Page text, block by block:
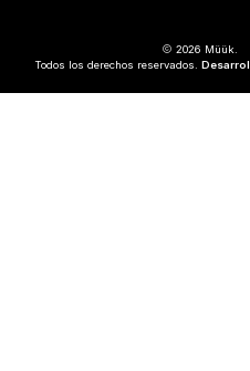
2026 Müük.
Todos los derechos reservados.